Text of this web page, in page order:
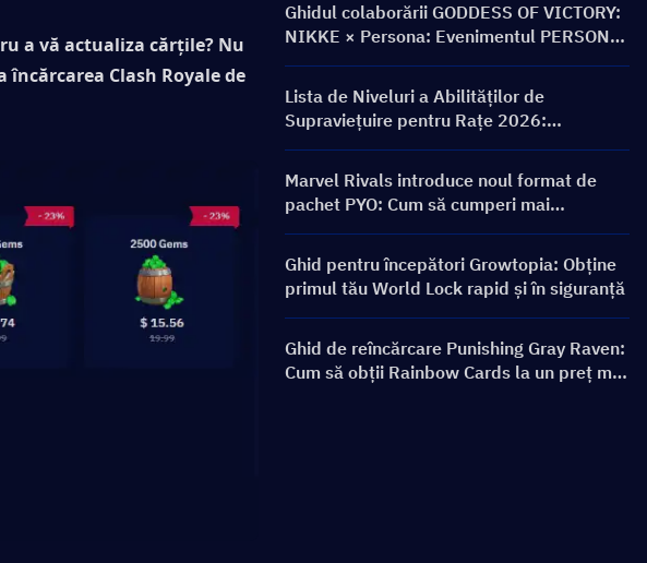
a vă actualiza cărțile? Nu
Clash Royale de
Ghidul colaborării GODDESS OF VICTORY:
NIKKE × Persona: Evenimentul PERSONA
ON FRONTLINE, personaje, bannere și
recompense
Lista de Niveluri a Abilităților de
Supraviețuire pentru Rațe 2026:
Clasamentul Celor Mai Bune Abilități și
Ghid de Construcție
Marvel Rivals introduce noul format de
pachet PYO: Cum să cumperi mai
inteligent în actualizarea magazinului din
Sezonul 9.5
Ghid pentru începători Growtopia: Obține
primul tău World Lock rapid și în siguranță
Ghid de reîncărcare Punishing Gray Raven:
Cum să obții Rainbow Cards la un preț mai